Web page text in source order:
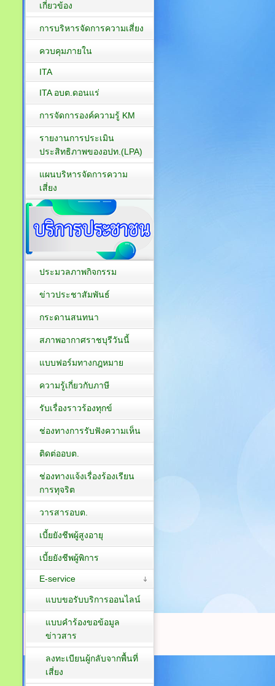
เกี่ยวข้อง
การบริหารจัดการความเสี่ยง
ควบคุมภายใน
ITA
ITA อบต.ดอนแร่
การจัดการองค์ความรู้ KM
รายงานการประเมิน
ประสิทธิภาพของอปท.(LPA)
แผนบริหารจัดการความ
เสี่ยง
ประมวลภาพกิจกรรม
ข่าวประชาสัมพันธ์
กระดานสนทนา
สภาพอากาศราชบุรีวันนี้
แบบฟอร์มทางกฎหมาย
ความรู้เกี่ยวกับภาษี
รับเรื่องราวร้องทุกข์
ช่องทางการรับฟังความเห็น
ติดต่ออบต.
ช่องทางแจ้งเรื่องร้องเรียน
การทุจริต
วารสารอบต.
เบี้ยยังชีพผู้สูงอายุ
เบี้ยยังชีพผู้พิการ
E-service
แบบขอรับบริการออนไลน์
แบบคำร้องขอข้อมูล
ข่าวสาร
ลงทะเบียนผู้กลับจากพื้นที่
เสี่ยง